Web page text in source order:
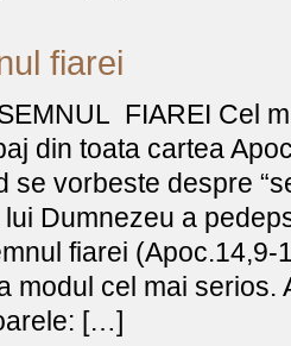
fiarei
FIAREI Cel
din toata cartea
se vorbeste despre
Dumnezeu a
fiarei (Apoc.14,9-
modul cel mai serios.
[…]